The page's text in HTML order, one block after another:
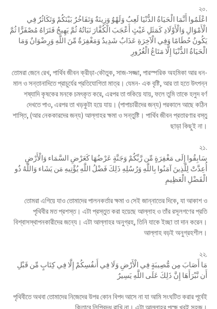
২০.
اعْلَمُوا أَنَّمَا الْحَيَاةُ الدُّنْيَا لَعِبٌ وَلَهْوٌ وَزِينَةٌ وَتَفَاخُرٌ بَيْنَكُمْ وَتَكَاثُرٌ فِي
الْأَمْوَالِ وَالْأَوْلَادِ كَمَثَلِ غَيْثٍ أَعْجَبَ الْكُفَّارَ نَبَاتُهُ ثُمَّ يَهِيجُ فَتَرَاهُ مُصْفَرًّا ثُمَّ
يَكُونُ حُطَامًا وَفِي الْآخِرَةِ عَذَابٌ شَدِيدٌ وَمَغْفِرَةٌ مِّنَ اللَّهِ وَرِضْوَانٌ وَمَا
الْحَيَاةُ الدُّنْيَا إِلَّا مَتَاعُ الْغُرُورِ
তোমরা জেনে রেখ, পার্থিব জীবন ক্রীড়া-কৌতুক, সাজ-সজ্জা, পারস্পরিক অহমিকা আর ধন-
মাল ও সন্তানাদিতে প্রাচুর্যের প্রতিযোগিতা মাত্র। যেমন- এক বৃষ্টি, আর তা হতে উৎপন্ন
শষ্যাদি কৃষকের মনকে চমৎকৃত করে, এরপর তা শুকিয়ে যায়, ফলে তুমি তাকে হলুদ বর্ণ
দেখতে পাও, এরপর তা খড়কুটা হয়ে যায়। (পাপাচারীদের জন্য) পরকালে আছে কঠিন
শাস্তি, (আর নেককারদের জন্য) আল্লাহর ক্ষমা ও সন্তুষ্টি। পার্থিব জীবন প্রতারণার বস্তু
ছাড়া কিছুই না।
২১.
سَابِقُوا إِلَى مَغْفِرَةٍ مِّن رَّبِّكُمْ وَجَنَّةٍ عَرْضُهَا كَعَرْضِ السَّمَاء وَالْأَرْضِ
أُعِدَّتْ لِلَّذِينَ آمَنُوا بِاللَّهِ وَرُسُلِهِ ذَلِكَ فَضْلُ اللَّهِ يُؤْتِيهِ مَن يَشَاء وَاللَّهُ ذُو
الْفَضْلِ الْعَظِيمِ
তোমরা এগিয়ে যাও তোমাদের পালনকর্তার ক্ষমা ও সেই জান্নাতের দিকে, যা আকাশ ও
পৃথিবীর মত প্রশস্ত। এটা প্রস্তুত করা হয়েছে আল্লাহ ও তাঁর রসূলগণের প্রতি
বিশ্বাসস্থাপনকারীদের জন্যে। এটা আল্লাহর অনুগ্রহ, তিনি যাকে ইচ্ছা তা দান করেন।
আল্লাহ বড়ই অনুগ্রহশীল।
২২.
مَا أَصَابَ مِن مُّصِيبَةٍ فِي الْأَرْضِ وَلَا فِي أَنفُسِكُمْ إِلَّا فِي كِتَابٍ مِّن قَبْلِ
أَن نَّبْرَأَهَا إِنَّ ذَلِكَ عَلَى اللَّهِ يَسِيرٌ
পৃথিবীতে অথবা তোমাদের নিজেদের উপর কোন বিপদ আসে না যা আমি সংঘটিত করার পূর্বেই